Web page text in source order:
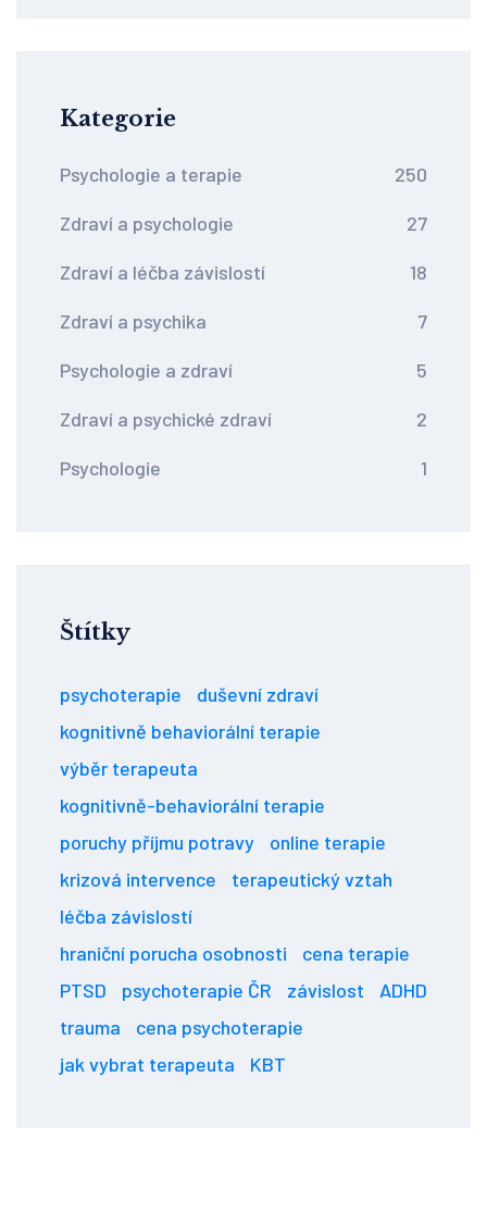
Kategorie
Psychologie a terapie 250
Zdraví a psychologie 27
Zdraví a léčba závislostí 18
Zdraví a psychika 7
Psychologie a zdraví 5
Zdraví a psychické zdraví 2
Psychologie 1
Štítky
psychoterapie
duševní zdraví
kognitivně behaviorální terapie
výběr terapeuta
kognitivně-behaviorální terapie
poruchy příjmu potravy
online terapie
krizová intervence
terapeutický vztah
léčba závislostí
hraniční porucha osobnosti
cena terapie
PTSD
psychoterapie ČR závislost
ADHD
trauma
cena psychoterapie
jak vybrat terapeuta
KBT